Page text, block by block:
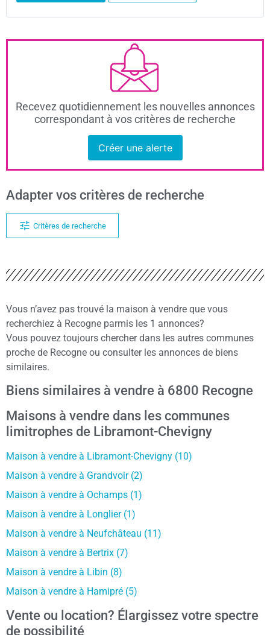
Recevez quotidiennement les nouvelles annonces
correspondant à vos critères de recherche
Créer une alerte
Adapter vos critères de recherche
Critères de recherche
Vous n’avez pas trouvé la maison à vendre que vous
recherchiez à Recogne parmis les 1 annonces?
Vous pouvez toujours chercher dans les autres communes
proche de Recogne ou consulter les annonces de biens
similaires.
Biens similaires à vendre à 6800 Recogne
Maisons à vendre dans les communes
limitrophes de Libramont-Chevigny
Maison à vendre à Libramont-Chevigny (10)
Maison à vendre à Grandvoir (2)
Maison à vendre à Ochamps (1)
Maison à vendre à Longlier (1)
Maison à vendre à Neufchâteau (11)
Maison à vendre à Bertrix (7)
Maison à vendre à Libin (8)
Maison à vendre à Hamipré (5)
Vente ou location? Élargissez votre spectre
de possibilité